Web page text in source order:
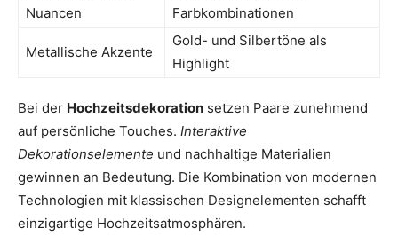
Nuancen
Farbkombinationen
Metallische Akzente
Gold- und Silbertöne als
Highlight
Bei der Hochzeitsdekoration setzen Paare zunehmend
auf persönliche Touches. Interaktive
Dekorationselemente und nachhaltige Materialien
gewinnen an Bedeutung. Die Kombination von modernen
Technologien mit klassischen Designelementen schafft
einzigartige Hochzeitsatmosphären.